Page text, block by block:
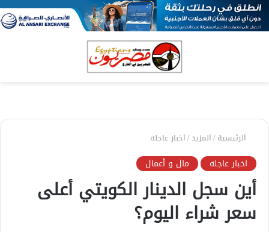
الرئيسية/المزيد/اخبار عاجله
اخبار عاجله مال و أعمال
أين سجل الدينار الكويتي أعلى
سعر شراء اليوم؟